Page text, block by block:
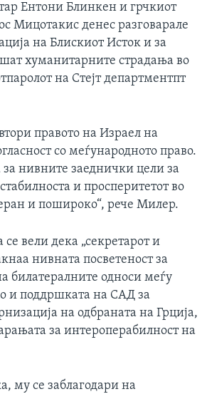
Eнтони Блинкен и грчкиот
Мицотакис денес разговарале
на Блискиот Исток и за
хуманитарните страдања во
на Стејт департментпт
правото на Израел на
со меѓународното право.
за нивните заеднички цели за
и просперитетот во
и пошироко“, рече Милер.
се вели дека „секретарот и
нивната посветеност за
билатералните односи меѓу
и поддршката на САД за
на одбраната на Грција,
за интероперабилност на
му се заблагодари на